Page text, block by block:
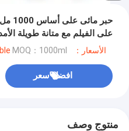
على الفيلم مع متانة طويلة
الأسعار：negotiable MOQ：1000ml
افضل سعر
منتوج وصف